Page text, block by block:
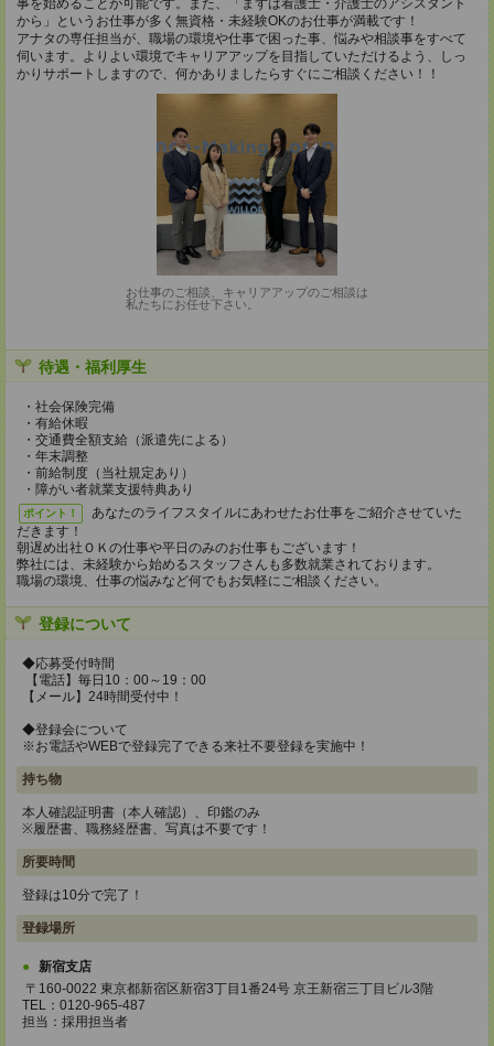
事を始めることが可能です。また、「まずは看護士・介護士のアシスタント
から」というお仕事が多く無資格・未経験OKのお仕事が満載です！
アナタの専任担当が、職場の環境や仕事で困った事、悩みや相談事をすべて
伺います。よりよい環境でキャリアアップを目指していただけるよう、しっ
かりサポートしますので、何かありましたらすぐにご相談ください！！
お仕事のご相談、キャリアアップのご相談は
私たちにお任せ下さい。
待遇・福利厚生
・社会保険完備
・有給休暇
・交通費全額支給（派遣先による）
・年末調整
・前給制度（当社規定あり）
・障がい者就業支援特典あり
ポイント！
あなたのライフスタイルにあわせたお仕事をご紹介させていた
だきます！
朝遅め出社ＯＫの仕事や平日のみのお仕事もございます！
弊社には、未経験から始めるスタッフさんも多数就業されております。
職場の環境、仕事の悩みなど何でもお気軽にご相談ください。
登録について
◆応募受付時間
【電話】毎日10：00～19：00
【メール】24時間受付中！
◆登録会について
※お電話やWEBで登録完了できる来社不要登録を実施中！
持ち物
本人確認証明書（本人確認）、印鑑のみ
※履歴書、職務経歴書、写真は不要です！
所要時間
登録は10分で完了！
登録場所
新宿支店
〒160-0022 東京都新宿区新宿3丁目1番24号 京王新宿三丁目ビル3階
TEL：0120-965-487
担当：採用担当者